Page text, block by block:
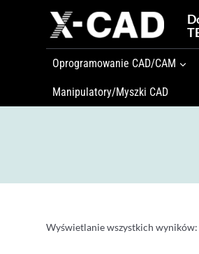
Oprogramowanie CAD/CAM
Manipulatory/Myszki CAD
Wyświetlanie wszystkich wyników: